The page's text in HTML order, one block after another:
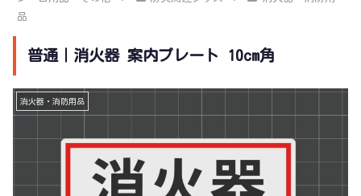
品
普通｜消火器 案内プレート 10cm角
消火器・消防用品